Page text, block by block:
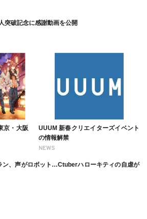
突破記念に感謝動画を公開
京・大阪
NEWS
UUUM 新春クリエイターズイベント
の情報解禁
ン、声がロボット…Ctuberハローキティの自虐が